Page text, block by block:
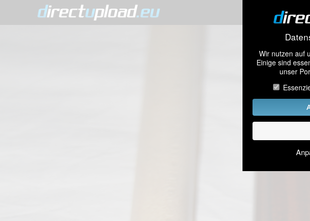
Wir nutzen auf
Einige sind
unser